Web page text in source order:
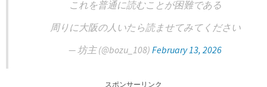
これを普通に読むことが困難である
周りに大阪の人いたら読ませてみてください
— 坊主 (@bozu_108) February 13, 2026
スポンサーリンク